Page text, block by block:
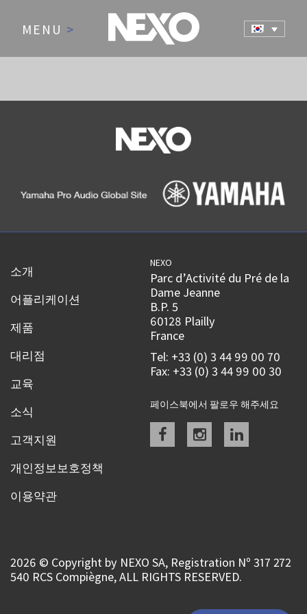
MENU >
소개
어플리케이션
제품
대리점
교육
소식
고객지원
개인정보보호정책
이용약관
NEXO
Parc d’Activité du Pré de la
Dame Jeanne
B.P. 5
60128 Plailly
France
Tel: +33 (0) 3 44 99 00 70
Fax: +33 (0) 3 44 99 00 30
페이스북에서 팔로우 해주세요
Facebookinstagramlinkedin
2026 © Copyright by NEXO SA, Registration Nº 317 272
540 RCS Compiègne, ALL RIGHTS RESERVED.